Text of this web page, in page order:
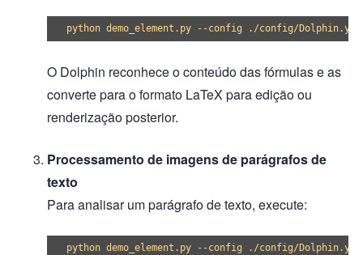
O Dolphin reconhece o conteúdo das fórmulas e as
converte para o formato LaTeX para edição ou
renderização posterior.
Processamento de imagens de parágrafos de
texto
Para analisar um parágrafo de texto, execute: